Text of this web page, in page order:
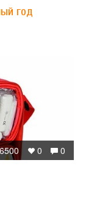
год
0
0
6500